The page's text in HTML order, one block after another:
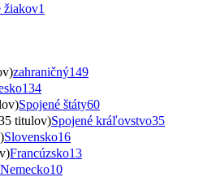
žiakov1
zahraničný149
134
Spojené štáty60
titulov)Spojené kráľovstvo35
Slovensko16
Francúzsko13
Nemecko10